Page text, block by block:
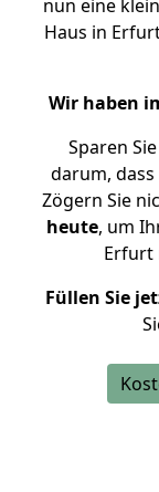
nun eine
Haus in
Wir haben
Sparen
darum,
Zögern Sie
heute, um
Erfurt
Füllen Sie